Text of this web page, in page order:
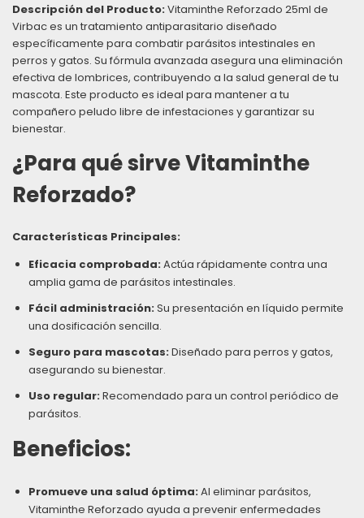
Descripción del Producto:Vitaminthe Reforzado 25ml de
Virbac es un tratamiento antiparasitario diseñado
específicamente para combatir parásitos intestinales en
perros y gatos. Su fórmula avanzada asegura una eliminación
efectiva de lombrices, contribuyendo a la salud general de tu
mascota. Este producto es ideal para mantener a tu
compañero peludo libre de infestaciones y garantizar su
bienestar.
¿Para qué sirve Vitaminthe
Reforzado?
Características Principales:
Eficacia comprobada:Actúa rápidamente contra una
amplia gama de parásitos intestinales.
Fácil administración:Su presentación en líquido permite
una dosificación sencilla.
Seguro para mascotas:Diseñado para perros y gatos,
asegurando su bienestar.
Uso regular:Recomendado para un control periódico de
parásitos.
Beneficios:
Promueve una salud óptima:Al eliminar parásitos,
Vitaminthe Reforzado ayuda a prevenir enfermedades